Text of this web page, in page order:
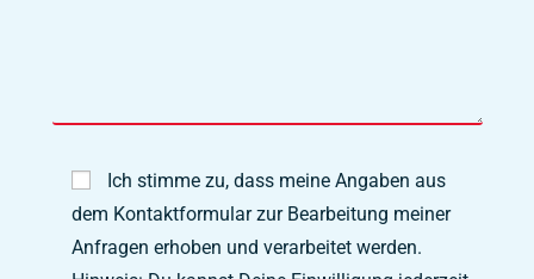
Ich stimme zu, dass meine Angaben aus
dem Kontaktformular zur Bearbeitung meiner
Anfragen erhoben und verarbeitet werden.